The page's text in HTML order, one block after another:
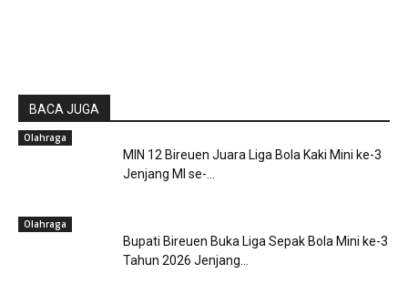
BACA JUGA
Olahraga
MIN 12 Bireuen Juara Liga Bola Kaki Mini ke-3
Jenjang MI se-...
Olahraga
Bupati Bireuen Buka Liga Sepak Bola Mini ke-3
Tahun 2026 Jenjang...